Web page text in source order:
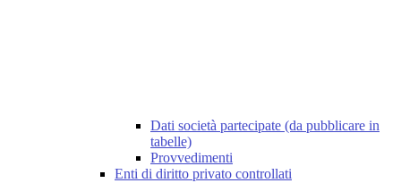
Dati società partecipate (da pubblicare in
tabelle)
Provvedimenti
Enti di diritto privato controllati